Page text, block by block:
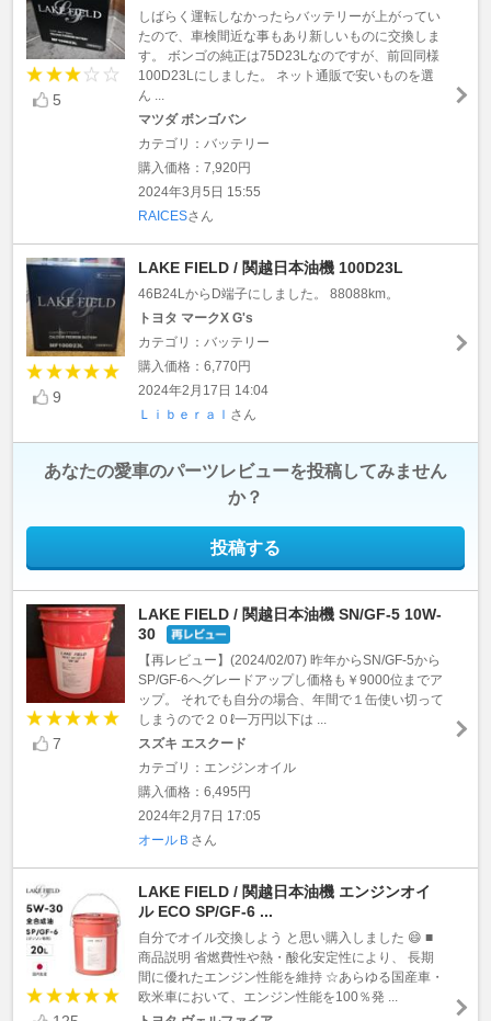
5
しばらく運転しなかったらバッテリーが上がってい
たので、車検間近な事もあり新しいものに交換しま
す。 ボンゴの純正は75D23Lなのですが、前回同様
100D23Lにしました。 ネット通販で安いものを選
ん ...
マツダ ボンゴバン
カテゴリ：バッテリー
購入価格：7,920円
2024年3月5日 15:55
RAICESさん
9
LAKE FIELD / 関越日本油機 100D23L
46B24LからD端子にしました。 88088km。
トヨタ マークX G's
カテゴリ：バッテリー
購入価格：6,770円
2024年2月17日 14:04
Ｌｉｂｅｒａｌ さん
あなたの愛車のパーツレビューを投稿してみません
か？
投稿する
7
LAKE FIELD / 関越日本油機 SN/GF-5 10W-
30
【再レビュー】(2024/02/07) 昨年からSN/GF-5から
SP/GF-6へグレードアップし価格も￥9000位までア
ップ。 それでも自分の場合、年間で１缶使い切って
しまうので２０ℓ一万円以下は ...
スズキ エスクード
カテゴリ：エンジンオイル
購入価格：6,495円
2024年2月7日 17:05
オールＢ さん
LAKE FIELD / 関越日本油機 エンジンオイ
ル ECO SP/GF-6 ...
自分でオイル交換しよう と思い購入しました 😄 ■
商品説明 省燃費性や熱・酸化安定性により、 長期
間に優れたエンジン性能を維持 ☆あらゆる国産車・
欧米車において、エンジン性能を100％発 ...